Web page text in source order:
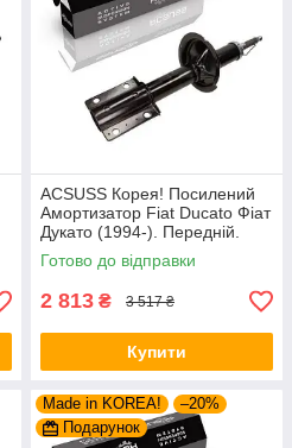
ACSUSS Корея! Посилений
Амортизатор Fiat Ducato Фіат
Дукато (1994-). Передній.
Шток 25mm. 280975 , 635853
Готово до відправки
2 813 ₴ 3 517 ₴
Купити
Made in KOREA!
–20%
Подарунок